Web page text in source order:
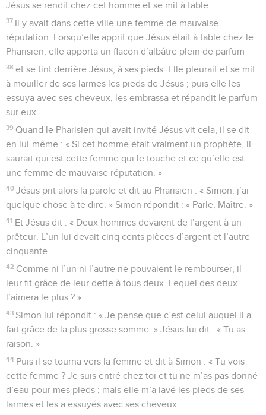
Jésus se rendit chez cet homme et se mit à table.
37 Il y avait dans cette ville une femme de mauvaise
réputation. Lorsqu’elle apprit que Jésus était à table chez le
Pharisien, elle apporta un flacon d’albâtre plein de parfum
38 et se tint derrière Jésus, à ses pieds. Elle pleurait et se mit
à mouiller de ses larmes les pieds de Jésus ; puis elle les
essuya avec ses cheveux, les embrassa et répandit le parfum
sur eux.
39 Quand le Pharisien qui avait invité Jésus vit cela, il se dit
en lui-même : « Si cet homme était vraiment un prophète, il
saurait qui est cette femme qui le touche et ce qu’elle est :
une femme de mauvaise réputation. »
40 Jésus prit alors la parole et dit au Pharisien : « Simon, j’ai
quelque chose à te dire. » Simon répondit : « Parle, Maître. »
41 Et Jésus dit : « Deux hommes devaient de l’argent à un
prêteur. L’un lui devait cinq cents pièces d’argent et l’autre
cinquante.
42 Comme ni l’un ni l’autre ne pouvaient le rembourser, il
leur fit grâce de leur dette à tous deux. Lequel des deux
l’aimera le plus ? »
43 Simon lui répondit : « Je pense que c’est celui auquel il a
fait grâce de la plus grosse somme. » Jésus lui dit : « Tu as
raison. »
44 Puis il se tourna vers la femme et dit à Simon : « Tu vois
cette femme ? Je suis entré chez toi et tu ne m’as pas donné
d’eau pour mes pieds ; mais elle m’a lavé les pieds de ses
larmes et les a essuyés avec ses cheveux.